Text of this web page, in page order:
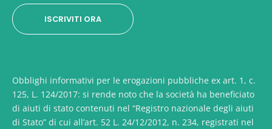
ISCRIVITI ORA
Obblighi informativi per le erogazioni pubbliche ex art. 1, c.
125, L. 124/2017: si rende noto che la società ha beneficiato
di aiuti di stato contenuti nel “Registro nazionale degli aiuti
di Stato” di cui all’art. 52 L. 24/12/2012, n. 234, registrati nel